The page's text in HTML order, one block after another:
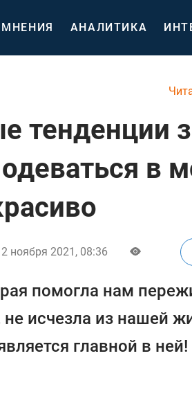
МНЕНИЯ АНАЛИТИКА
тенденции
в
ноября 2021, 08:36
помогла нам
исчезла из нашей
главной в ней!